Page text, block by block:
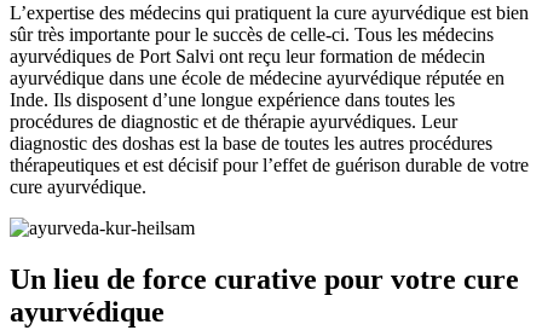
L’expertise des médecins qui pratiquent la cure ayurvédique est bien
sûr très importante pour le succès de celle-ci. Tous les médecins
ayurvédiques de Port Salvi ont reçu leur formation de médecin
ayurvédique dans une école de médecine ayurvédique réputée en
Inde. Ils disposent d’une longue expérience dans toutes les
procédures de diagnostic et de thérapie ayurvédiques. Leur
diagnostic des doshas est la base de toutes les autres procédures
thérapeutiques et est décisif pour l’effet de guérison durable de votre
cure ayurvédique.
Un lieu de force curative pour votre cure
ayurvédique